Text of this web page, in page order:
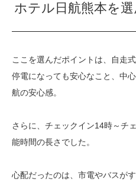
ホテル日航熊本を
ここを選んだポイントは、自走
停電になっても安心なこと、中
航の安心感。
さらに、チェックイン14時～チ
能時間の長さでした。
心配だったのは、市電やバスが